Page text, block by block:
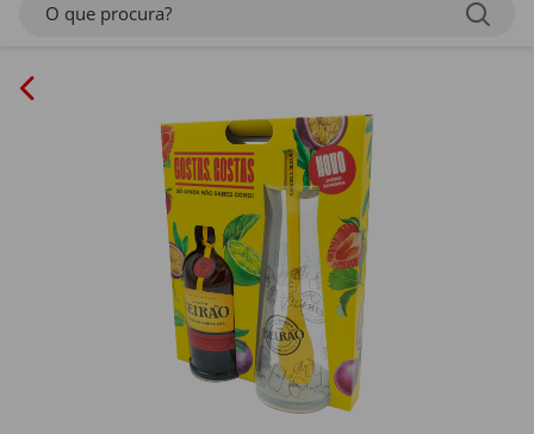
O que procura?